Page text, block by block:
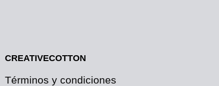
CREATIVECOTTON
Términos y condiciones